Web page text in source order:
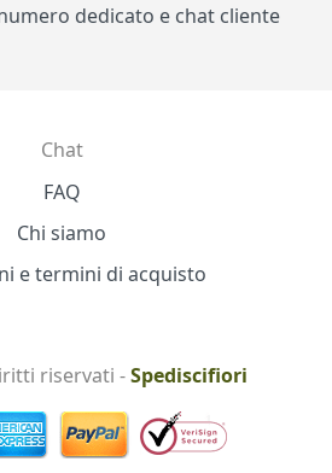
dedicato e chat cliente
Chat
FAQ
Chi siamo
e termini di acquisto
riservati -Spediscifiori